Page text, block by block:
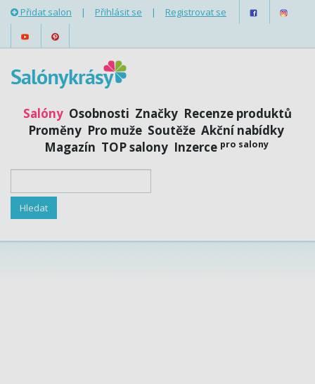
Přidat salon | Přihlásit se | Registrovat se
Salóny Osobnosti Značky Recenze produktů
Proměny Pro muže Soutěže Akční nabídky
Magazín TOP salony Inzerce pro salony